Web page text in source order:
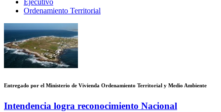
Ejecutivo
Ordenamiento Territorial
Entregado por el Ministerio de Vivienda Ordenamiento Territorial y Medio Ambiente
Intendencia logra reconocimiento Nacional